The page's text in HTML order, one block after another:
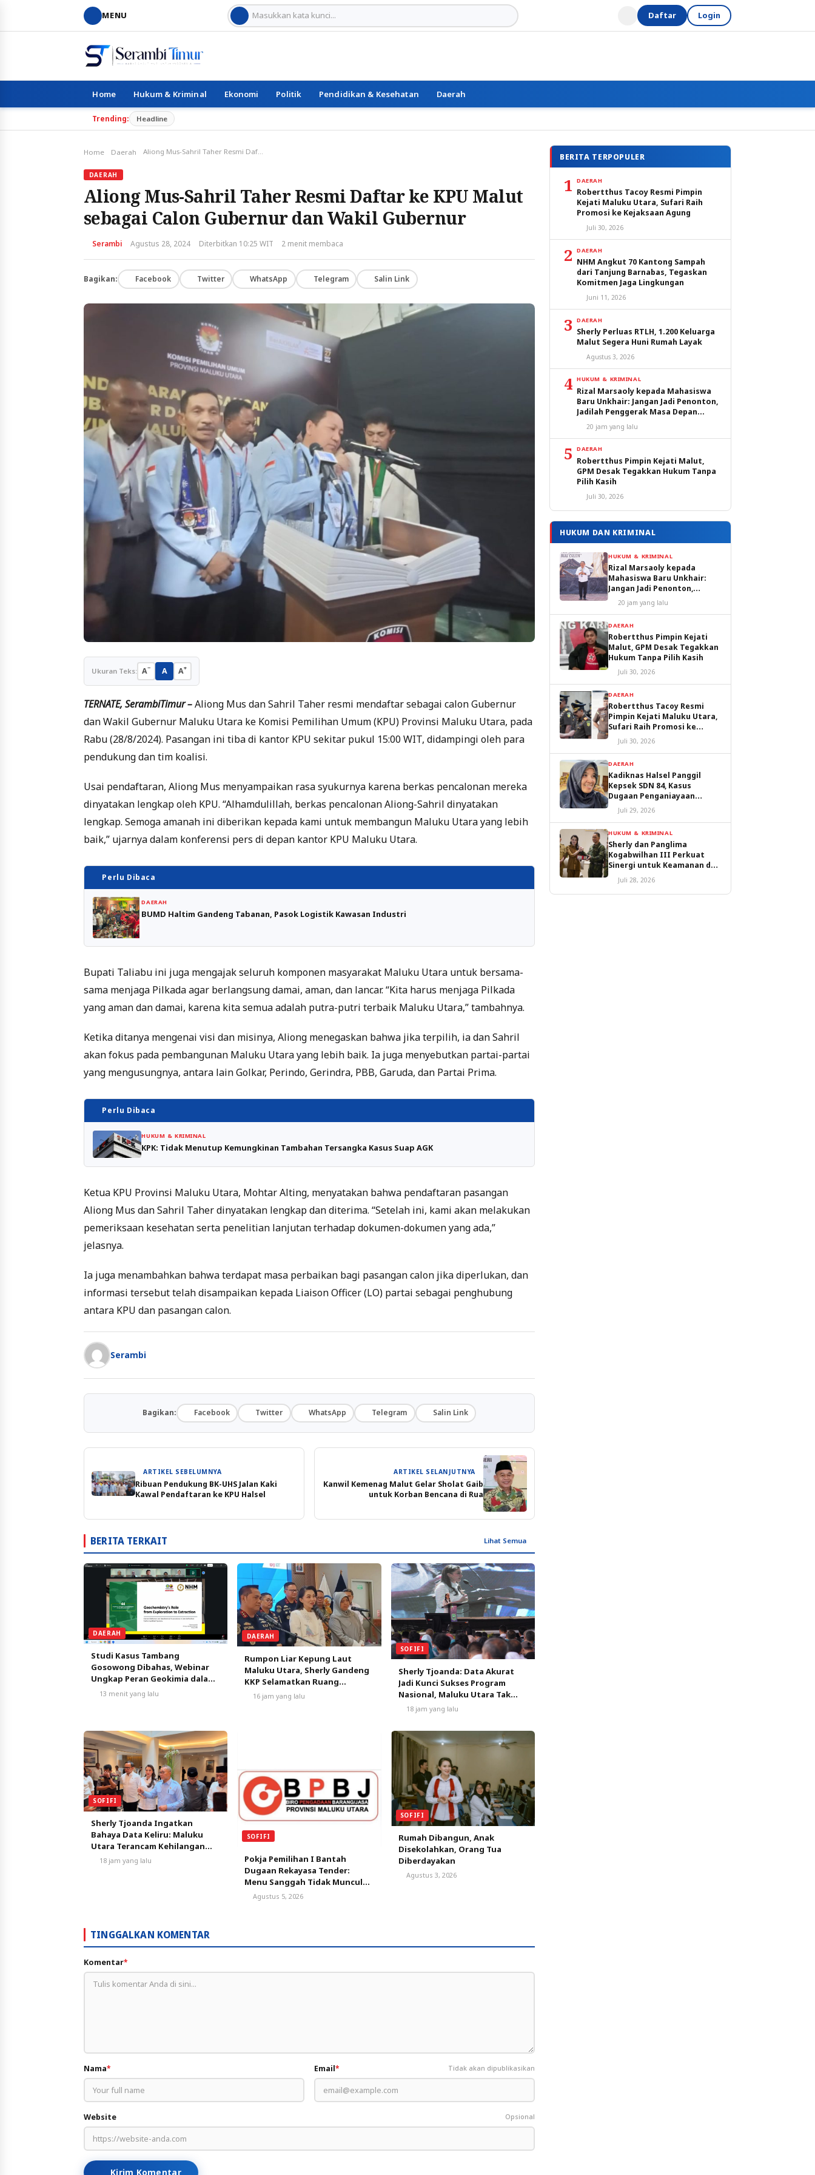
MENU Daftar Login
Home Hukum & Kriminal Ekonomi Politik Pendidikan & Kesehatan Daerah
Trending: Headline
Home Daerah Aliong Mus-Sahril Taher Resmi Daftar ke KPU Malut sebagai Calon Gubernur dan Wakil Gubernur
DAERAH
Aliong Mus-Sahril Taher Resmi Daftar ke KPU Malut
sebagai Calon Gubernur dan Wakil Gubernur
Serambi Agustus 28, 2024 Diterbitkan 10:25 WIT 2 menit membaca
Bagikan: Facebook Twitter WhatsApp Telegram Salin Link
Ukuran Teks: A− A A+
TERNATE, SerambiTimur –Aliong Mus dan Sahril Taher resmi mendaftar sebagai calon Gubernur
dan Wakil Gubernur Maluku Utara ke Komisi Pemilihan Umum (KPU) Provinsi Maluku Utara, pada
Rabu (28/8/2024). Pasangan ini tiba di kantor KPU sekitar pukul 15:00 WIT, didampingi oleh para
pendukung dan tim koalisi.
Usai pendaftaran, Aliong Mus menyampaikan rasa syukurnya karena berkas pencalonan mereka
dinyatakan lengkap oleh KPU. “Alhamdulillah, berkas pencalonan Aliong-Sahril dinyatakan
lengkap. Semoga amanah ini diberikan kepada kami untuk membangun Maluku Utara yang lebih
baik,” ujarnya dalam konferensi pers di depan kantor KPU Maluku Utara.
Perlu Dibaca
DAERAH
BUMD Haltim Gandeng Tabanan, Pasok Logistik Kawasan Industri
Bupati Taliabu ini juga mengajak seluruh komponen masyarakat Maluku Utara untuk bersama-
sama menjaga Pilkada agar berlangsung damai, aman, dan lancar. “Kita harus menjaga Pilkada
yang aman dan damai, karena kita semua adalah putra-putri terbaik Maluku Utara,” tambahnya.
Ketika ditanya mengenai visi dan misinya, Aliong menegaskan bahwa jika terpilih, ia dan Sahril
akan fokus pada pembangunan Maluku Utara yang lebih baik. Ia juga menyebutkan partai-partai
yang mengusungnya, antara lain Golkar, Perindo, Gerindra, PBB, Garuda, dan Partai Prima.
Perlu Dibaca
HUKUM & KRIMINAL
KPK: Tidak Menutup Kemungkinan Tambahan Tersangka Kasus Suap AGK
Ketua KPU Provinsi Maluku Utara, Mohtar Alting, menyatakan bahwa pendaftaran pasangan
Aliong Mus dan Sahril Taher dinyatakan lengkap dan diterima. “Setelah ini, kami akan melakukan
pemeriksaan kesehatan serta penelitian lanjutan terhadap dokumen-dokumen yang ada,”
jelasnya.
Ia juga menambahkan bahwa terdapat masa perbaikan bagi pasangan calon jika diperlukan, dan
informasi tersebut telah disampaikan kepada Liaison Officer (LO) partai sebagai penghubung
antara KPU dan pasangan calon.
Serambi
Bagikan: Facebook Twitter WhatsApp Telegram Salin Link
ARTIKEL SEBELUMNYA
Ribuan Pendukung BK-UHS Jalan Kaki
Kawal Pendaftaran ke KPU Halsel
ARTIKEL SELANJUTNYA
Kanwil Kemenag Malut Gelar Sholat Gaib
untuk Korban Bencana di Rua
BERITA TERKAIT Lihat Semua
DAERAH
Studi Kasus Tambang
Gosowong Dibahas, Webinar
Ungkap Peran Geokimia dalam
Menemukan Cadangan Emas
13 menit yang lalu
DAERAH
Rumpon Liar Kepung Laut
Maluku Utara, Sherly Gandeng
KKP Selamatkan Ruang
Tangkap Nelayan
16 jam yang lalu
SOFIFI
Sherly Tjoanda: Data Akurat
Jadi Kunci Sukses Program
Nasional, Maluku Utara Tak
Boleh Kehilangan Peluang
18 jam yang lalu
SOFIFI
Sherly Tjoanda Ingatkan
Bahaya Data Keliru: Maluku
Utara Terancam Kehilangan
7.500 Hektare Sawah dan
18 jam yang lalu
SOFIFI
Pokja Pemilihan I Bantah
Dugaan Rekayasa Tender:
Menu Sanggah Tidak Muncul
karena Tak Ada Peserta yang
Agustus 5, 2026
SOFIFI
Rumah Dibangun, Anak
Disekolahkan, Orang Tua
Diberdayakan
Agustus 3, 2026
TINGGALKAN KOMENTAR
Komentar*
Nama* Email* Tidak akan dipublikasikan
Website Opsional
Kirim Komentar
BERITA TERPOPULER
1 DAERAH
Robertthus Tacoy Resmi Pimpin
Kejati Maluku Utara, Sufari Raih
Promosi ke Kejaksaan Agung
Juli 30, 2026
2 DAERAH
NHM Angkut 70 Kantong Sampah
dari Tanjung Barnabas, Tegaskan
Komitmen Jaga Lingkungan
Juni 11, 2026
3 DAERAH
Sherly Perluas RTLH, 1.200 Keluarga
Malut Segera Huni Rumah Layak
Agustus 3, 2026
4 HUKUM & KRIMINAL
Rizal Marsaoly kepada Mahasiswa
Baru Unkhair: Jangan Jadi Penonton,
Jadilah Penggerak Masa Depan
Ternate dan Maluku Utara
20 jam yang lalu
5 DAERAH
Robertthus Pimpin Kejati Malut,
GPM Desak Tegakkan Hukum Tanpa
Pilih Kasih
Juli 30, 2026
HUKUM DAN KRIMINAL
HUKUM & KRIMINAL
Rizal Marsaoly kepada
Mahasiswa Baru Unkhair:
Jangan Jadi Penonton,
Jadilah Penggerak Masa
Depan Ternate dan Maluku
20 jam yang lalu
DAERAH
Robertthus Pimpin Kejati
Malut, GPM Desak Tegakkan
Hukum Tanpa Pilih Kasih
Juli 30, 2026
DAERAH
Robertthus Tacoy Resmi
Pimpin Kejati Maluku Utara,
Sufari Raih Promosi ke
Kejaksaan Agung
Juli 30, 2026
DAERAH
Kadiknas Halsel Panggil
Kepsek SDN 84, Kasus
Dugaan Penganiayaan
Diproses
Juli 29, 2026
HUKUM & KRIMINAL
Sherly dan Panglima
Kogabwilhan III Perkuat
Sinergi untuk Keamanan dan
Pembangunan Malut
Juli 28, 2026